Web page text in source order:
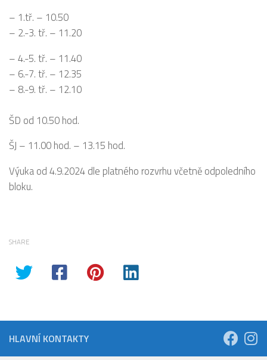
– 1.tř. – 10.50
– 2.-3. tř. – 11.20
– 4.-5. tř. – 11.40
– 6.-7. tř. – 12.35
– 8.-9. tř. – 12.10
ŠD od 10.50 hod.
ŠJ – 11.00 hod. – 13.15 hod.
Výuka od 4.9.2024 dle platného rozvrhu včetně odpoledního
bloku.
SHARE
HLAVNÍ KONTAKTY